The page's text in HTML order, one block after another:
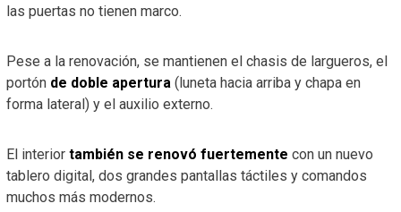
las puertas no tienen marco.
Pese a la renovación, se mantienen el chasis de largueros, el
portónde doble apertura(luneta hacia arriba y chapa en
forma lateral) y el auxilio externo.
El interior también se renovó fuertemente con un nuevo
tablero digital, dos grandes pantallas táctiles y comandos
muchos más modernos.